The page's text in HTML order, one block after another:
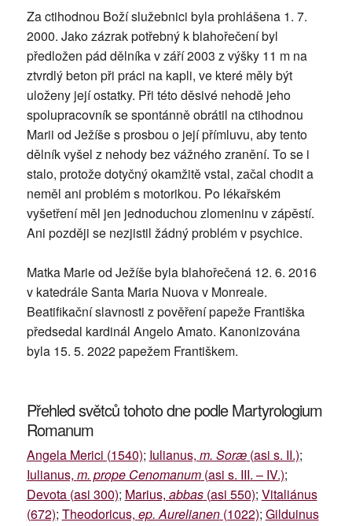
Za ctihodnou Boží služebnici byla prohlášena 1. 7.
2000. Jako zázrak potřebný k blahořečení byl
předložen pád dělníka v září 2003 z výšky 11 m na
ztvrdlý beton při práci na kapli, ve které měly být
uloženy její ostatky. Při této děsivé nehodě jeho
spolupracovník se spontánně obrátil na ctihodnou
Marii od Ježíše s prosbou o její přímluvu, aby tento
dělník vyšel z nehody bez vážného zranění. To se i
stalo, protože dotyčný okamžitě vstal, začal chodit a
neměl ani problém s motorikou. Po lékařském
vyšetření měl jen jednoduchou zlomeninu v zápěstí.
Ani později se nezjistil žádný problém v psychice.
Matka Marie od Ježíše byla blahořečená 12. 6. 2016
v katedrále Santa Maria Nuova v Monreale.
Beatifikační slavnosti z pověření papeže Františka
předsedal kardinál Angelo Amato. Kanonizována
byla 15. 5. 2022 papežem Františkem.
Přehled světců tohoto dne podle Martyrologium
Romanum
Angela Merici (1540); Iulianus, m. Soræ(asi s. II.);
Iulianus, m. prope Cenomanum(asi s. III. – IV.);
Devota (asi 300); Marius, abbas(asi 550); Vitaliánus
(672); Theodoricus, ep. Aurelianen(1022); Gilduinus